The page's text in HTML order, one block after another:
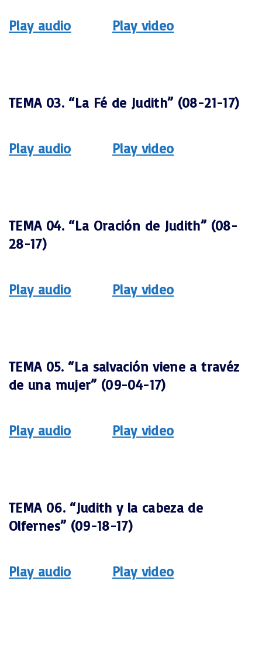
Play audio Play video
TEMA 03. “La Fé de Judith” (08-21-17)
Play audio Play video
TEMA 04. “La Oración de Judith” (08-
28-17)
Play audio Play video
TEMA 05. “La salvación viene a travéz
de una mujer” (09-04-17)
Play audio Play video
TEMA 06. “Judith y la cabeza de
Olfernes” (09-18-17)
Play audio Play video